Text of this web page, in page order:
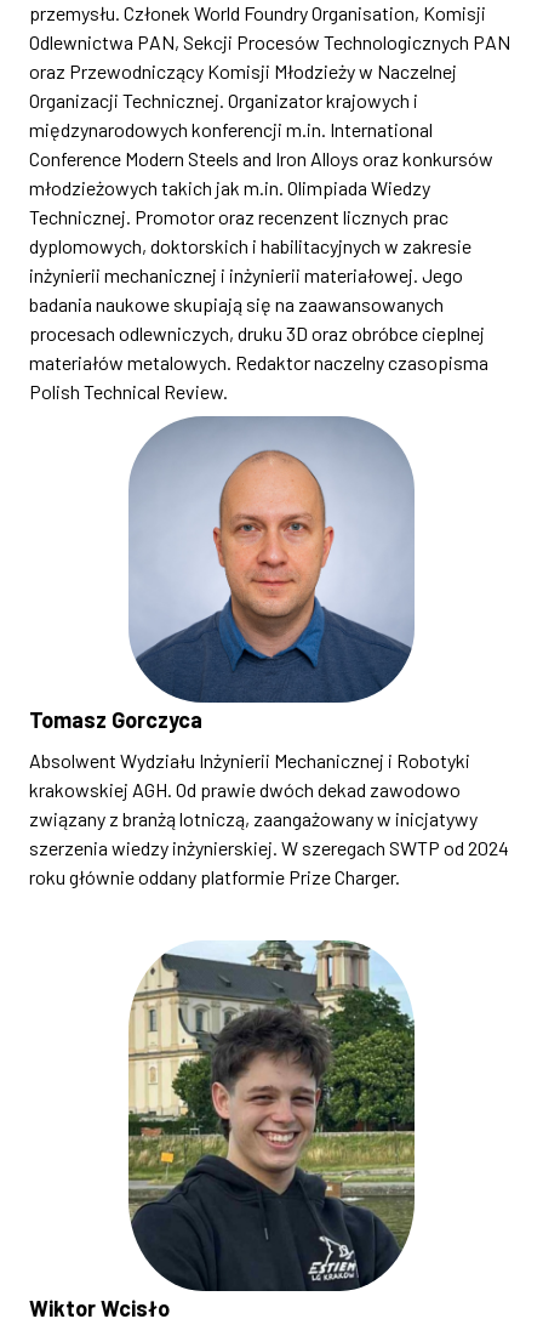
przemysłu. Członek World Foundry Organisation, Komisji
Odlewnictwa PAN, Sekcji Procesów Technologicznych PAN
oraz Przewodniczący Komisji Młodzieży w Naczelnej
Organizacji Technicznej. Organizator krajowych i
międzynarodowych konferencji m.in. International
Conference Modern Steels and Iron Alloys oraz konkursów
młodzieżowych takich jak m.in. Olimpiada Wiedzy
Technicznej. Promotor oraz recenzent licznych prac
dyplomowych, doktorskich i habilitacyjnych w zakresie
inżynierii mechanicznej i inżynierii materiałowej. Jego
badania naukowe skupiają się na zaawansowanych
procesach odlewniczych, druku 3D oraz obróbce cieplnej
materiałów metalowych. Redaktor naczelny czasopisma
Polish Technical Review.
Tomasz Gorczyca
Absolwent Wydziału Inżynierii Mechanicznej i Robotyki
krakowskiej AGH. Od prawie dwóch dekad zawodowo
związany z branżą lotniczą, zaangażowany w inicjatywy
szerzenia wiedzy inżynierskiej. W szeregach SWTP od 2024
roku głównie oddany platformie Prize Charger.
Wiktor Wcisło